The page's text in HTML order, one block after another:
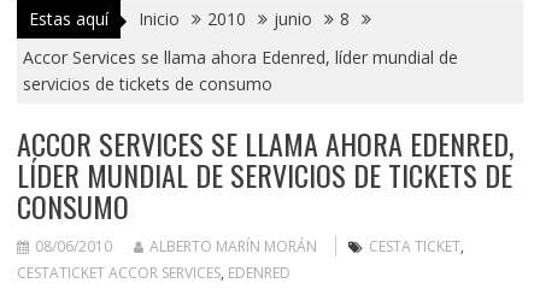
Estas aquí Inicio 2010 junio
8
Accor Services se llama ahora Edenred, líder mundial de
servicios de tickets de consumo
ACCOR SERVICES SE LLAMA AHORA EDENRED,
LÍDER MUNDIAL DE SERVICIOS DE TICKETS DE
CONSUMO
08/06/2010 ALBERTO MARÍN MORÁN CESTA TICKET,
CESTATICKET ACCOR SERVICES, EDENRED